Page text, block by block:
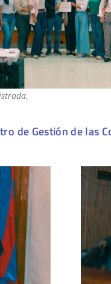
de Gestión de las